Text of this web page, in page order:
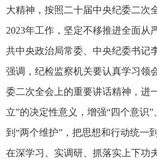
大精神，按照二十届中央纪委二次
2023年工作，坚定不移推进全面从
共中央政治局常委、中央纪委书记
强调，纪检监察机关要认真学习领
委二次全会上的重要讲话精神，进
立”的决定性意义，增强“四个意识
到“两个维护”，把思想和行动统一
在深学习、实调研、抓落实上下功